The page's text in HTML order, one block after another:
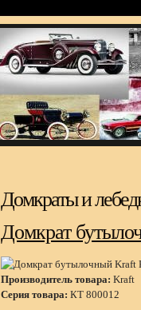
Домкраты и
Домкрат
Производитель товара: Kraft
Серия товара: КТ 800012